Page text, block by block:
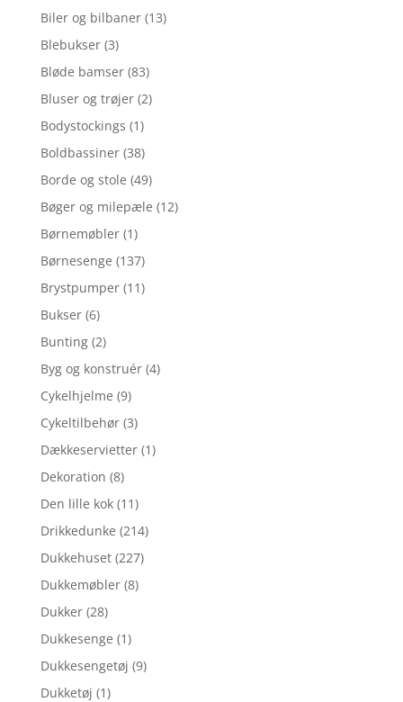
Biler og bilbaner (13)
Blebukser (3)
Bløde bamser (83)
Bluser og trøjer (2)
Bodystockings (1)
Boldbassiner (38)
Borde og stole (49)
Bøger og milepæle (12)
Børnemøbler (1)
Børnesenge (137)
Brystpumper (11)
Bukser (6)
Bunting (2)
Byg og konstruér (4)
Cykelhjelme (9)
Cykeltilbehør (3)
Dækkeservietter (1)
Dekoration (8)
Den lille kok (11)
Drikkedunke (214)
Dukkehuset (227)
Dukkemøbler (8)
Dukker (28)
Dukkesenge (1)
Dukkesengetøj (9)
Dukketøj (1)